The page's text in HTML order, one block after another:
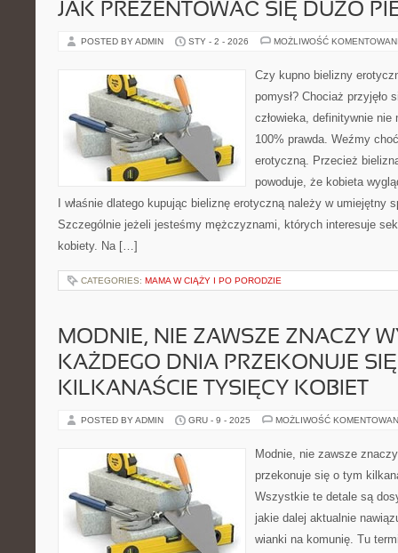
JAK PREZENTOWAĆ SIĘ DUŻO
POSTED BY ADMIN STY - 2 - 2026 MOŻLIWOŚĆ
Czy kupno bielizny
pomysł? Chociaż przyjęło
człowieka, definitywnie
100% prawda. Weźmy
erotyczną. Przecież
powoduje, że kobieta
I właśnie dlatego kupując bieliznę erotyczną należy w umiejętny
Szczególnie jeżeli jesteśmy mężczyznami, których interesuje
kobiety. Na […]
CATEGORIES: MAMA W CIĄŻY I PO PORODZIE
MODNIE, NIE ZAWSZE ZNACZY
KAŻDEGO DNIA PRZEKONUJE
KILKANAŚCIE TYSIĘCY KOBIET
POSTED BY ADMIN GRU - 9 - 2025 MOŻLIWOŚĆ
Modnie, nie zawsze
przekonuje się o tym
Wszystkie te detale są
jakie dalej aktualnie
wianki na komunię. Tu